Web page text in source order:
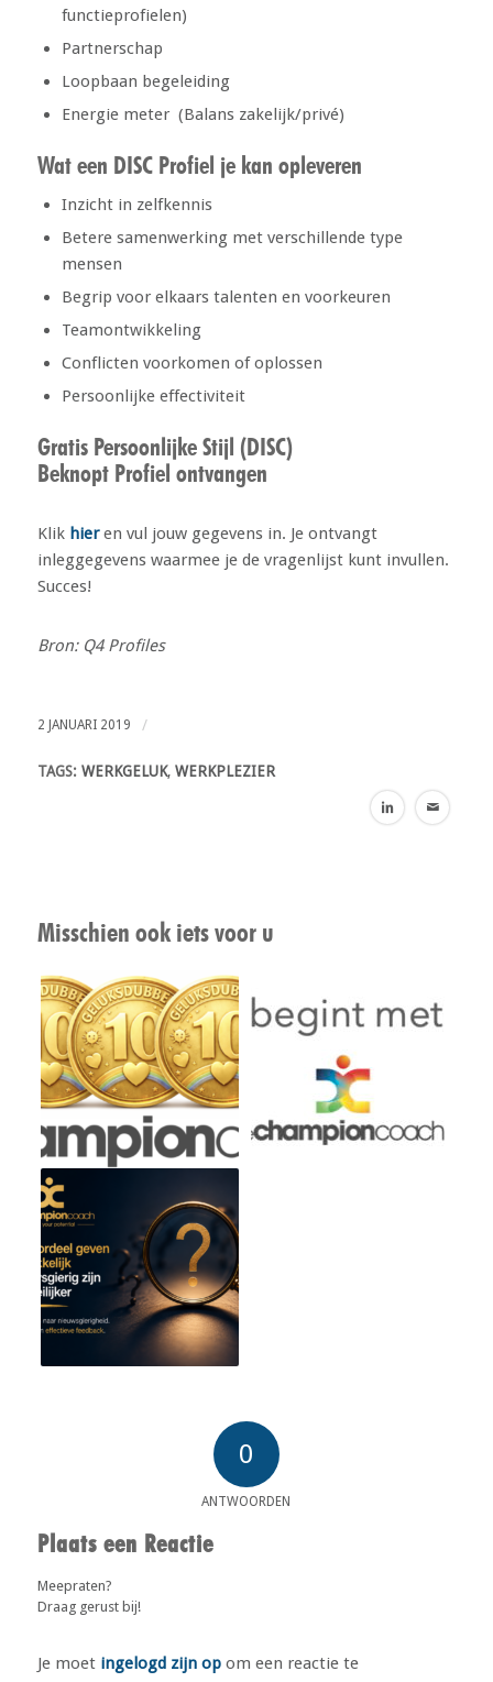
functieprofielen)
Partnerschap
Loopbaan begeleiding
Energie meter (Balans zakelijk/privé)
Wat een DISC Profiel je kan opleveren
Inzicht in zelfkennis
Betere samenwerking met verschillende type
mensen
Begrip voor elkaars talenten en voorkeuren
Teamontwikkeling
Conflicten voorkomen of oplossen
Persoonlijke effectiviteit
Gratis Persoonlijke Stijl (DISC)
Beknopt Profiel ontvangen
Klik hieren vul jouw gegevens in. Je ontvangt
inleggegevens waarmee je de vragenlijst kunt invullen.
Succes!
Bron: Q4 Profiles
2 JANUARI 2019 /
TAGS: WERKGELUK, WERKPLEZIER
Misschien ook iets voor u
0
ANTWOORDEN
Plaats een Reactie
Meepraten?
Draag gerust bij!
Je moet ingelogd zijn opom een reactie te